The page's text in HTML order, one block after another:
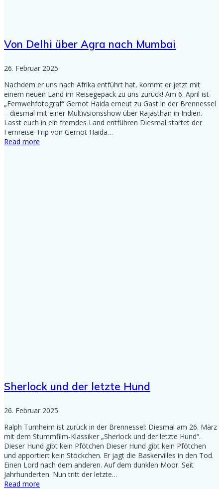
Von Delhi über Agra nach Mumbai
26. Februar 2025
Nachdem er uns nach Afrika entführt hat, kommt er jetzt mit
einem neuen Land im Reisegepäck zu uns zurück! Am 6. April ist
„Fernwehfotograf“ Gernot Haida erneut zu Gast in der Brennessel
– diesmal mit einer Multivsionsshow über Rajasthan in Indien.
Lasst euch in ein fremdes Land entführen Diesmal startet der
Fernreise-Trip von Gernot Haida…
Read more
Sherlock und der letzte Hund
26. Februar 2025
Ralph Turnheim ist zurück in der Brennessel: Diesmal am 26. März
mit dem Stummfilm-Klassiker „Sherlock und der letzte Hund“.
Dieser Hund gibt kein Pfötchen Dieser Hund gibt kein Pfötchen
und apportiert kein Stöckchen. Er jagt die Baskervilles in den Tod.
Einen Lord nach dem anderen. Auf dem dunklen Moor. Seit
Jahrhunderten. Nun tritt der letzte…
Read more